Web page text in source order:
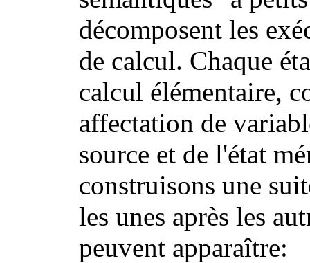
décomposent les
de calcul. Chaque
calcul élémentaire,
affectation de
source et de l'état
construisons une
les unes après les
peuvent apparaître: